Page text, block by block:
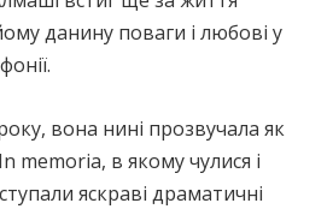
данину поваги і любові у
вона нині прозвучала як
memoria, в якому чулися і
яскраві драматичні